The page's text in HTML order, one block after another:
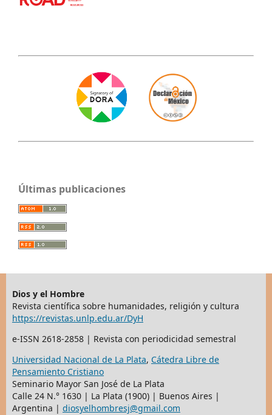
Últimas publicaciones
Dios y el Hombre
Revista científica sobre humanidades, religión y cultura
https://revistas.unlp.edu.ar/DyH
e-ISSN 2618-2858 | Revista con periodicidad semestral
Universidad Nacional de La Plata, Cátedra Libre de
Pensamiento Cristiano
Seminario Mayor San José de La Plata
Calle 24 N.° 1630 | La Plata (1900) | Buenos Aires |
Argentina | diosyelhombresj@gmail.com